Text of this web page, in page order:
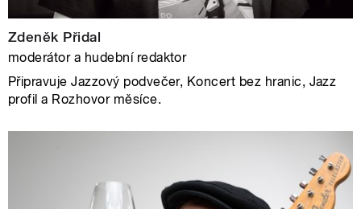
Zdeněk Přidal
moderátor a hudební redaktor
Připravuje Jazzový podvečer, Koncert bez hranic, Jazz
profil a Rozhovor měsíce.